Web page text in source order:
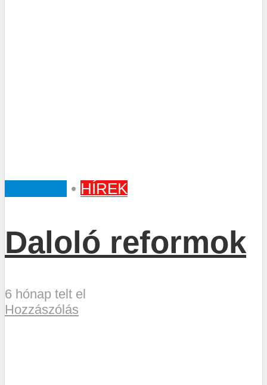
• HÍREK
Daloló reformok
6 hónap telt el
Hozzászólás